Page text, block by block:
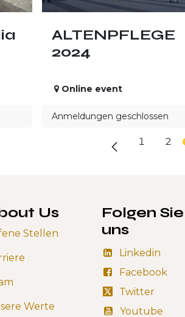
ALTENPFLEGE
2024
Online event
Anmeldungen geschlossen
1 2
Us
Stellen
Werte
Folgen Sie
uns
Linkedin
Facebook
Twitter
Youtube